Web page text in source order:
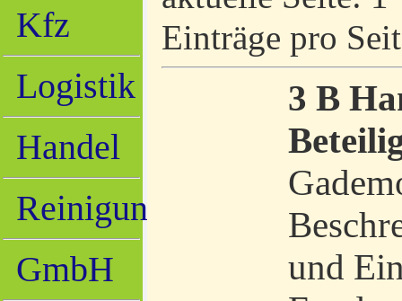
Kfz
Logistik
Handel
Reinigung
GmbH
Einträge pro
3 B
und